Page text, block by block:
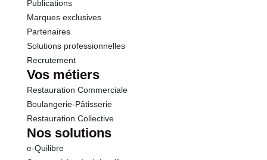
Calcium
Publications
Marques exclusives
Partenaires
Solutions professionnelles
Recrutement
Vos métiers
Restauration Commerciale
Boulangerie-Pâtisserie
Restauration Collective
Nos solutions
e-Quilibre